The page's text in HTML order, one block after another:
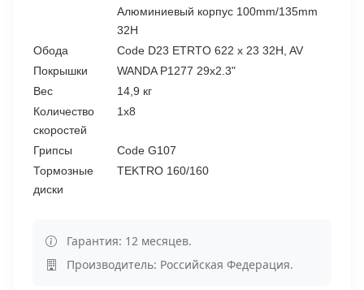
Алюминиевый корпус 100mm/135mm
32H
Обода
Code D23 ETRTO 622 x 23 32H, AV
Покрышки
WANDA P1277 29x2.3"
Вес
14,9 кг
Количество
скоростей
1x8
Грипсы
Code G107
Тормозные
диски
TEKTRO 160/160
Гарантия: 12 месяцев.
Производитель: Российская Федерация.